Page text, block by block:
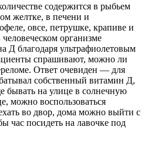
содержится в рыбьем
желтке, в печени и
овсе, петрушке, крапиве и
организме
Д благодаря ультрафиолетовым
спрашивают, можно ли
Ответ очевиден — для
собственный витамин Д,
бывать на улице в солнечную
можно воспользоваться
во двор, дома можно выйти с
час посидеть на лавочке под